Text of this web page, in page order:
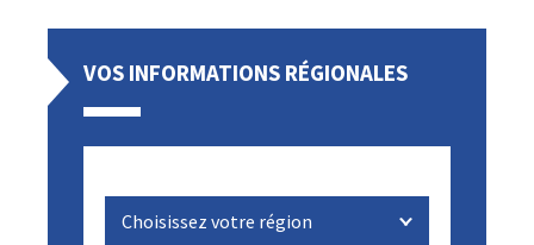
VOS INFORMATIONS RÉGIONALES